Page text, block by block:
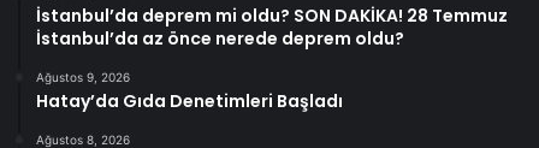
İstanbul’da deprem mi oldu? SON DAKİKA! 28 Temmuz
İstanbul’da az önce nerede deprem oldu?
Ağustos 9, 2026
Hatay’da Gıda Denetimleri Başladı
Ağustos 8, 2026